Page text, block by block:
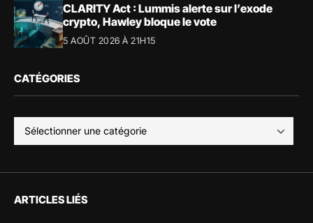
CLARITY Act : Lummis alerte sur l’exode
crypto, Hawley bloque le vote
5 AOÛT 2026 À 21H15
CATÉGORIES
ARTICLES LIÉS